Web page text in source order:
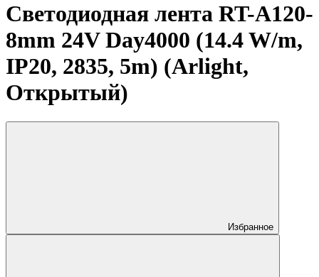
Светодиодная лента RT-A120-
8mm 24V Day4000 (14.4 W/m,
IP20, 2835, 5m) (Arlight,
Открытый)
Избранное